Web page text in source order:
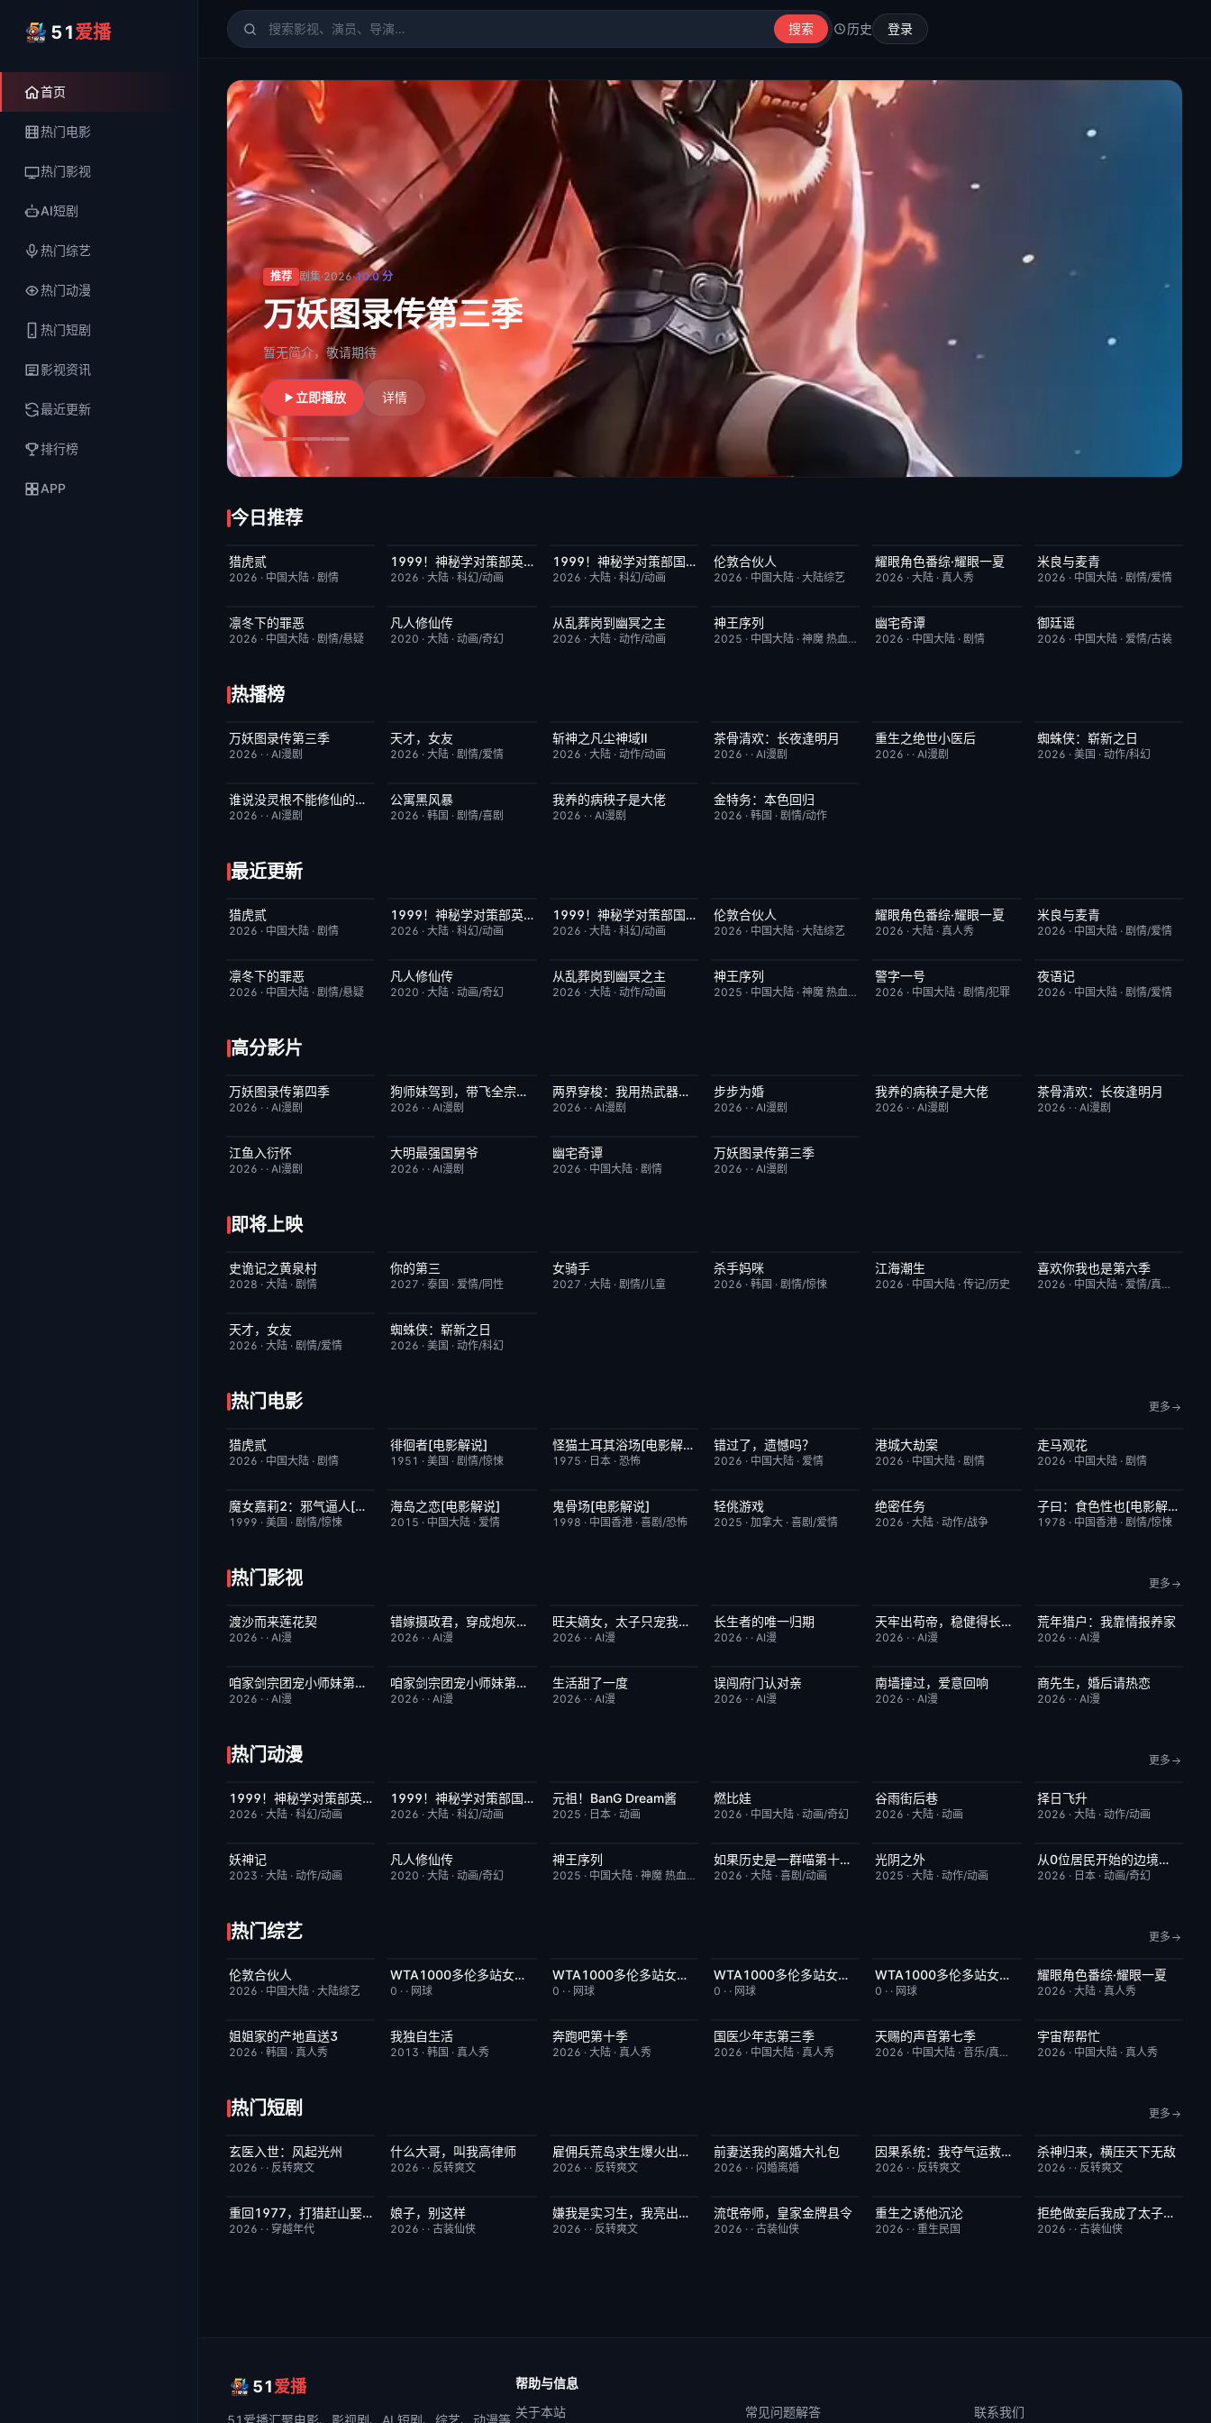
51爱播
首页
热门电影
热门影视
AI短剧
热门综艺
热门动漫
热门短剧
影视资讯
最近更新
排行榜
APP
搜索 历史 登录
51爱播- 电影、电视剧、动漫、综艺、短剧高清在线观看
推荐 剧集·2026·10.0分
万妖图录传第三季
暂无简介，敬请期待
立即播放 详情
今日推荐
今日更新
猎虎贰
2026 · 中国大陆 · 剧情
更新至第3集 10.01999！神秘学对策部英语
2026 ·大陆 ·科幻/动画
更新至第3集 2.0 1999！神秘学对策部国语
2026 · 大陆· 科幻/动画
更新至第1期
伦敦合伙人
2026 · 中国大陆· 大陆综艺
今日更新 8.0
耀眼角色番综·耀眼一夏
2026 ·大陆 ·真人秀
更新至第15集
米良与麦青
2026 · 中国大陆· 剧情/爱情
完结
凛冬下的罪恶
2026 · 中国大陆 · 剧情/悬疑
更新至第186集
凡人修仙传
2020 ·大陆 ·动画/奇幻
更新至第13集
从乱葬岗到幽冥之主
2026 · 大陆· 动作/动画
更新至第202集
神王序列
2025 · 中国大陆· 神魔 热血 都市
已完结
幽宅奇谭
2026 · 中国大陆 ·剧情
更新至第21集
御廷谣
2026 · 中国大陆· 爱情/古装
热播榜
完结
万妖图录传第三季
2026 · · AI漫剧
更新至第16集
天才，女友
2026 ·大陆 ·剧情/爱情
更新至第09集
斩神之凡尘神域Ⅱ
2026 · 大陆· 动作/动画
完结 10.0
茶骨清欢：长夜逢明月
2026 · · AI漫剧
完结
重生之绝世小医后
2026 · ·AI漫剧
TC中字
蜘蛛侠：崭新之日
2026 · 美国 · 动作/科幻
完结 5.0谁说没灵根不能修仙的？之无灵证道第五季
2026 · · AI漫剧
更新至第08集
公寓黑风暴
2026 ·韩国 ·剧情/喜剧
完结 10.0
我养的病秧子是大佬
2026 · · AI漫剧
已完结
金特务：本色回归
2026 · 韩国 · 剧情/动作
最近更新
今日更新
猎虎贰
2026 · 中国大陆 · 剧情
更新至第3集 10.01999！神秘学对策部英语
2026 ·大陆 ·科幻/动画
更新至第3集 2.0 1999！神秘学对策部国语
2026 · 大陆· 科幻/动画
更新至第1期
伦敦合伙人
2026 · 中国大陆· 大陆综艺
今日更新 8.0
耀眼角色番综·耀眼一夏
2026 ·大陆 ·真人秀
更新至第15集
米良与麦青
2026 · 中国大陆· 剧情/爱情
完结
凛冬下的罪恶
2026 · 中国大陆 · 剧情/悬疑
更新至第186集
凡人修仙传
2020 ·大陆 ·动画/奇幻
更新至第13集
从乱葬岗到幽冥之主
2026 · 大陆· 动作/动画
更新至第202集
神王序列
2025 · 中国大陆· 神魔 热血 都市
更新至第28集
警字一号
2026 · 中国大陆 ·剧情/犯罪
更新至第17集
夜语记
2026 · 中国大陆· 剧情/爱情
高分影片
完结
万妖图录传第四季
2026 · · AI漫剧
完结 10.0狗师妹驾到，带飞全宗门成团宠
2026 · ·AI漫剧
完结 10.0两界穿梭：我用热武器物理横推修真界
2026 · · AI漫剧
完结
步步为婚
2026 · · AI漫剧
完结 10.0
我养的病秧子是大佬
2026 · ·AI漫剧
完结 10.0
茶骨清欢：长夜逢明月
2026 · · AI漫剧
完结
江鱼入衍怀
2026 · · AI漫剧
完结
大明最强国舅爷
2026 · ·AI漫剧
已完结
幽宅奇谭
2026 · 中国大陆· 剧情
完结
万妖图录传第三季
2026 · · AI漫剧
即将上映
6月23日更新
史诡记之黄泉村
2028 · 大陆 · 剧情
更新至第02集
你的第三
2027 ·泰国 · 爱情/同性
7月15日更新
女骑手
2027 · 大陆· 剧情/儿童
更新至第03集
杀手妈咪
2026 · 韩国 · 剧情/惊悚
更新至第26集
江海潮生
2026 · 中国大陆 ·传记/历史
今日更新
喜欢你我也是第六季
2026 · 中国大陆· 爱情/真人秀
更新至第16集
天才，女友
2026 · 大陆 · 剧情/爱情
TC中字
蜘蛛侠：崭新之日
2026 ·美国 ·动作/科幻
热门电影 更多
今日更新
猎虎贰
2026 · 中国大陆 · 剧情
已完结
徘徊者[电影解说]
1951 ·美国 ·剧情/惊悚
已完结 5.9怪猫土耳其浴场[电影解说]
1975 · 日本· 恐怖
今日更新
错过了，遗憾吗？
2026 · 中国大陆· 爱情
今日更新
港城大劫案
2026 · 中国大陆 ·剧情
今日更新
走马观花
2026 · 中国大陆· 剧情
已完结 5.7魔女嘉莉2：邪气逼人[电影解说]
1999 · 美国 · 剧情/惊悚
已完结
海岛之恋[电影解说]
2015 · 中国大陆 · 爱情
已完结
鬼骨场[电影解说]
1998 · 中国香港· 喜剧/恐怖
昨日更新
轻佻游戏
2025 · 加拿大· 喜剧/爱情
昨日更新
绝密任务
2026 ·大陆 ·动作/战争
已完结 7.0子曰：食色性也[电影解说]
1978 · 中国香港· 剧情/惊悚
热门影视 更多
完结
渡沙而来莲花契
2026 · · AI漫
完结 2.0错嫁摄政君，穿成炮灰后我逆天改命
2026 · ·AI漫
完结 4.0旺夫嫡女，太子只宠我一人
2026 · · AI漫
完结
长生者的唯一归期
2026 · · AI漫
完结 8.0天牢出苟帝，稳健得长生第二季
2026 · ·AI漫
完结 2.0
荒年猎户：我靠情报养家
2026 · · AI漫
已完结 6.0咱家剑宗团宠小师妹第三季
2026 · · AI漫
已完结 6.0咱家剑宗团宠小师妹第二季
2026 · ·AI漫
完结
生活甜了一度
2026 · · AI漫
完结
误闯府门认对亲
2026 · · AI漫
完结
南墙撞过，爱意回响
2026 · ·AI漫
完结
商先生，婚后请热恋
2026 · · AI漫
热门动漫 更多
更新至第3集 10.01999！神秘学对策部英语
2026 · 大陆 · 科幻/动画
更新至第3集 2.0 1999！神秘学对策部国语
2026 ·大陆 ·科幻/动画
更新至第44集 8.1
元祖！BanG Dream酱
2025 · 日本· 动画
昨日更新
燃比娃
2026 · 中国大陆· 动画/奇幻
更新至第03集
谷雨街后巷
2026 ·大陆 ·动画
更新至第6集
择日飞升
2026 · 大陆· 动作/动画
更新至第441集
妖神记
2023 · 大陆 · 动作/动画
更新至第186集
凡人修仙传
2020 ·大陆 ·动画/奇幻
更新至第202集
神王序列
2025 · 中国大陆· 神魔 热血 都市
更新至第06集 2.0如果历史是一群喵第十三季
2026 · 大陆· 喜剧/动画
更新至第34集
光阴之外
2025 ·大陆 ·动作/动画
更新至第06集 1.0
从0位居民开始的边境领主大人
2026 · 日本· 动画/奇幻
热门综艺 更多
更新至第1期
伦敦合伙人
2026 · 中国大陆 · 大陆综艺
今日更新 5.0
WTA1000多伦多站女单第二轮：扎拉祖阿VS费尔南德斯
0 · · 网球
今日更新 5.0
WTA1000多伦多站女单第二轮：帕克斯VS伊埃拉
0 · · 网球
今日更新 3.0
WTA1000多伦多站女单第二轮：卡萨金娜VS莱巴金娜
0 · · 网球
今日更新 5.0
WTA1000多伦多站女单第二轮：戴伊VS高芙
0 · · 网球
今日更新 8.0
耀眼角色番综·耀眼一夏
2026 · 大陆· 真人秀
更新至第02集
姐姐家的产地直送3
2026 · 韩国 · 真人秀
昨日更新
我独自生活
2013 ·韩国 ·真人秀
已完结
奔跑吧第十季
2026 · 大陆· 真人秀
昨日更新
国医少年志第三季
2026 · 中国大陆· 真人秀
今日更新
天赐的声音第七季
2026 · 中国大陆 ·音乐/真人秀
更新至第3期
宇宙帮帮忙
2026 · 中国大陆· 真人秀
热门短剧 更多
已完结
玄医入世：风起光州
2026 · · 反转爽文
已完结 6.0
什么大哥，叫我高律师
2026 · · 反转爽文
已完结 6.0雇佣兵荒岛求生爆火出圈第二季
2026 · · 反转爽文
已完结 5.0
前妻送我的离婚大礼包
2026 · · 闪婚离婚
已完结 9.0因果系统：我夺气运救苍生
2026 · · 反转爽文
已完结 4.0
杀神归来，横压天下无敌
2026 · · 反转爽文
已完结 9.0重回1977，打猎赶山娶老婆
2026 · · 穿越年代
已完结
娘子，别这样
2026 · ·古装仙侠
已完结 5.0嫌我是实习生，我亮出老板身份
2026 · · 反转爽文
已完结 3.0
流氓帝师，皇家金牌县令
2026 · · 古装仙侠
已完结
重生之诱他沉沦
2026 · ·重生民国
已完结 5.0拒绝做妾后我成了太子侧妃
2026 · · 古装仙侠
51爱播
51爱播汇聚电影、影视剧、AI 短剧、综艺、动漫等
帮助与信息
关于本站
常见问题解答 联系我们